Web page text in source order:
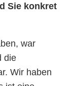
Sie konkret
war
die
Wir haben